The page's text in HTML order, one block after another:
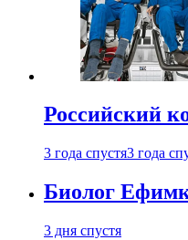
Российский
3 года спустя3 года
Биолог
3 дня спустя